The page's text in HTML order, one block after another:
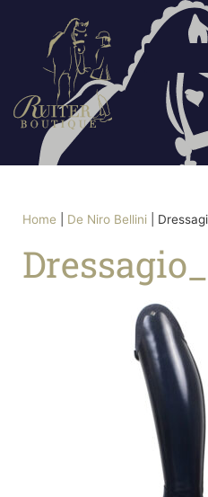
Home De Niro Bellini